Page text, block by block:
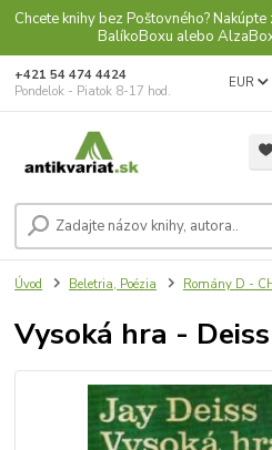
Chcete knihy bez Poštovného?
BalíkoBoxu alebo
EUR
+421 54 474 4424
Pondelok - Piatok 8-17 hod.
Úvod Beletria, Poézia Romány D -
Vysoká hra -